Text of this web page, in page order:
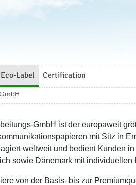
Eco-Label Certification
GmbH ist der europaweit
mit Sitz in
weltweit und bedient Kunden
sowie Dänemark mit individuellen
von der Basis- bis zur